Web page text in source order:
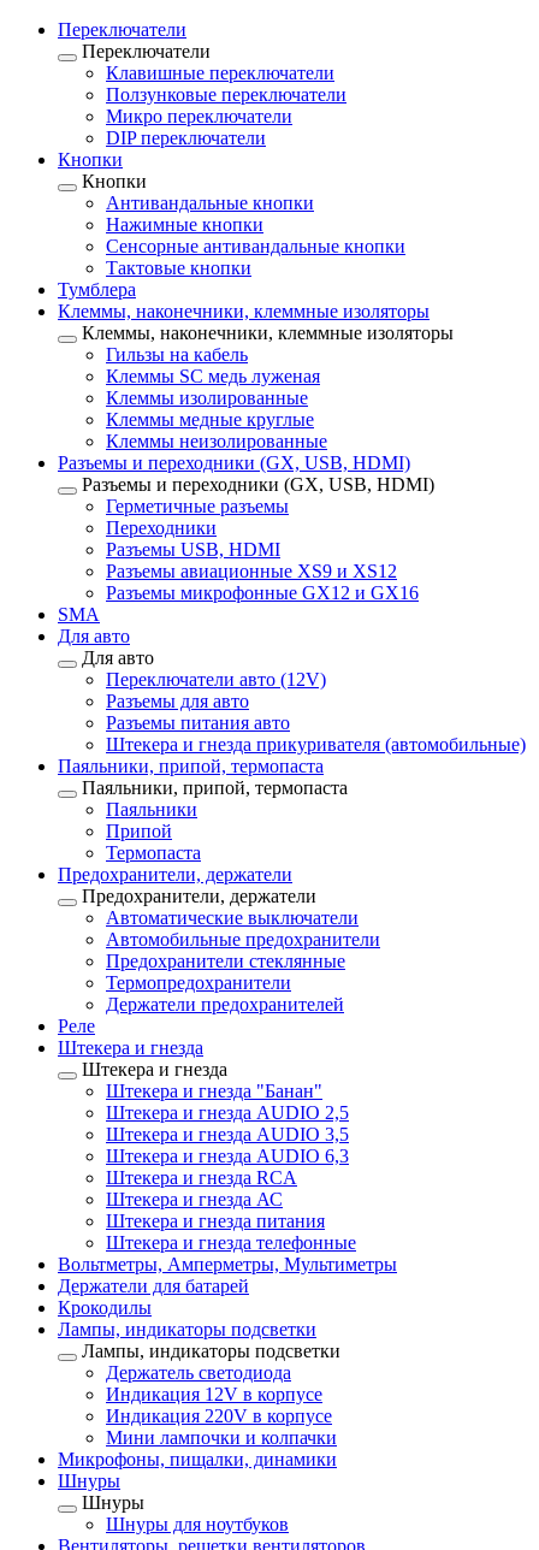
Переключатели
Переключатели
Клавишные переключатели
Ползунковые переключатели
Микро переключатели
DIP переключатели
Кнопки
Кнопки
Антивандальные кнопки
Нажимные кнопки
Сенсорные антивандальные кнопки
Тактовые кнопки
Тумблера
Клеммы, наконечники, клеммные изоляторы
Клеммы, наконечники, клеммные изоляторы
Гильзы на кабель
Клеммы SC медь луженая
Клеммы изолированные
Клеммы медные круглые
Клеммы неизолированные
Разъемы и переходники (GX, USB, HDMI)
Разъемы и переходники (GX, USB, HDMI)
Герметичные разъемы
Переходники
Разъемы USB, HDMI
Разъемы авиационные XS9 и XS12
Разъемы микрофонные GX12 и GX16
SMA
Для авто
Для авто
Переключатели авто (12V)
Разъемы для авто
Разъемы питания авто
Штекера и гнезда прикуривателя (автомобильные)
Паяльники, припой, термопаста
Паяльники, припой, термопаста
Паяльники
Припой
Термопаста
Предохранители, держатели
Предохранители, держатели
Автоматические выключатели
Автомобильные предохранители
Предохранители стеклянные
Термопредохранители
Держатели предохранителей
Реле
Штекера и гнезда
Штекера и гнезда
Штекера и гнезда "Банан"
Штекера и гнезда AUDIO 2,5
Штекера и гнезда AUDIO 3,5
Штекера и гнезда AUDIO 6,3
Штекера и гнезда RCA
Штекера и гнезда АС
Штекера и гнезда питания
Штекера и гнезда телефонные
Вольтметры, Амперметры, Мультиметры
Держатели для батарей
Крокодилы
Лампы, индикаторы подсветки
Лампы, индикаторы подсветки
Держатель светодиода
Индикация 12V в корпусе
Индикация 220V в корпусе
Мини лампочки и колпачки
Микрофоны, пищалки, динамики
Шнуры
Шнуры
Шнуры для ноутбуков
Вентиляторы, решетки вентиляторов